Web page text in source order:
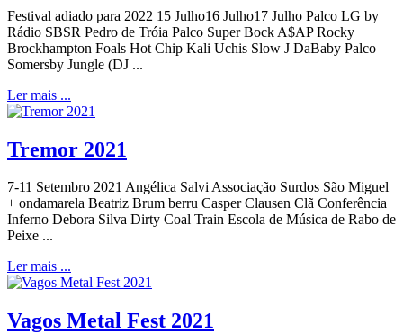
Festival adiado para 2022 15 Julho16 Julho17 Julho Palco LG by
Rádio SBSR Pedro de Tróia Palco Super Bock A$AP Rocky
Brockhampton Foals Hot Chip Kali Uchis Slow J DaBaby Palco
Somersby Jungle (DJ ...
Ler mais ...
Tremor 2021
7-11 Setembro 2021 Angélica Salvi Associação Surdos São Miguel
+ ondamarela Beatriz Brum berru Casper Clausen Clã Conferência
Inferno Debora Silva Dirty Coal Train Escola de Música de Rabo de
Peixe ...
Ler mais ...
Vagos Metal Fest 2021